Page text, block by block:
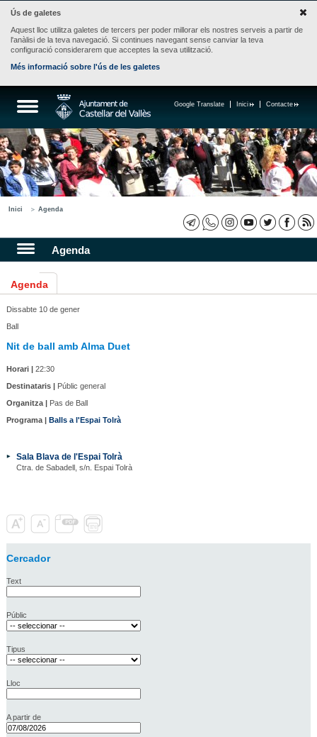
Ús de galetes
Aquest lloc utilitza galetes de tercers per poder millorar els nostres serveis a partir de
l'anàlisi de la teva navegació. Si continues navegant sense canviar la teva
configuració considerarem que acceptes la seva utilització.
Més informació sobre l'ús de les galetes
Contacte
Inici
Google Translate
Inici Agenda
Agenda
Agenda
Dissabte 10 de gener
Ball
Nit de ball amb Alma Duet
Horari |22:30
Destinataris |Públic general
Organitza |Pas de Ball
Programa | Balls a l'Espai Tolrà
Sala Blava de l'Espai Tolrà
Ctra. de Sabadell, s/n. Espai Tolrà
Cercador
Text
Públic
Tipus
Lloc
A partir de